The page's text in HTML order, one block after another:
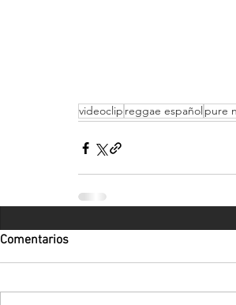
videoclip reggae español pure
Comentarios